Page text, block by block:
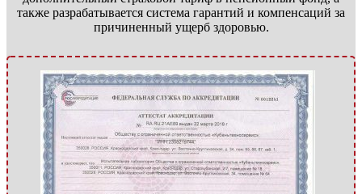
также разрабатывается система гарантий и компенсаций за
причиненный ущерб здоровью.